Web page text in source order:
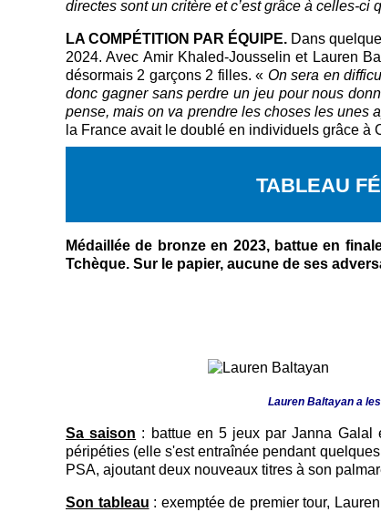
directes sont un critère et c’est grâce à celles-ci
LA COMPÉTITION PAR ÉQUIPE. Dans
2024. Avec Amir Khaled-Jousselin et Lauren
désormais 2 garçons 2 filles. « On sera en
donc gagner sans perdre un jeu pour nous
pense, mais on va prendre les choses les unes
la France avait le doublé en individuels grâce
TABLEAU
Médaillée de bronze en 2023, battue en
Tchèque. Sur le papier, aucune de ses
Lauren Baltayan a
Sa saison : battue en 5 jeux par Janna Galal
péripéties (elle s'est entraînée pendant
PSA, ajoutant deux nouveaux titres à son
Son tableau : exemptée de premier tour,